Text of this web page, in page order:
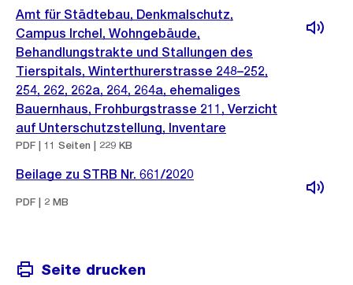
Amt für Städtebau, Denkmalschutz,
Campus Irchel, Wohngebäude,
Behandlungstrakte und Stallungen des
Tierspitals, Winterthurerstrasse 248–252,
254, 262, 262a, 264, 264a, ehemaliges
Bauernhaus, Frohburgstrasse 211, Verzicht
auf Unterschutzstellung, Inventare
PDF | 11 Seiten | 229 KB
Beilage zu STRB Nr. 661/2020
PDF | 2 MB
Seite drucken